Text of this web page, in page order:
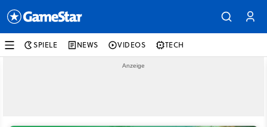
SPIELE NEWS VIDEOS TECH